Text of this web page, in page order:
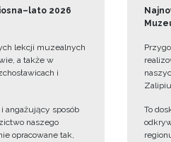
2026
lekcji muzealnych
a także w
i
angażujący sposób
naszego
opracowane tak,
To